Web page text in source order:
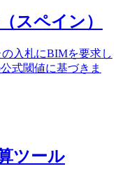
スペイン）
入札にBIMを要求し
式閾値に基づきま
ツール